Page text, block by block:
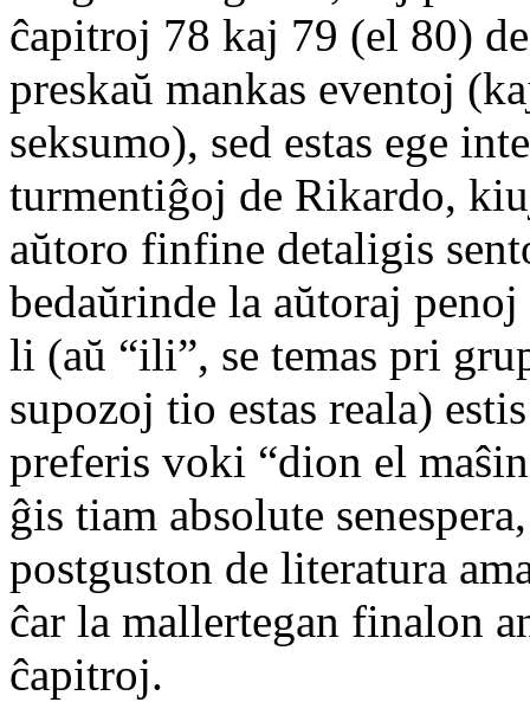
ĉapitroj 78 kaj 79 (el 80)
preskaŭ mankas eventoj
seksumo), sed estas ege
turmentiĝoj de Rikardo,
aŭtoro finfine detaligis
bedaŭrinde la aŭtoraj
li (aŭ “ili”, se temas pri
supozoj tio estas reala)
preferis voki “dion el
ĝis tiam absolute
postguston de literatura
ĉar la mallertegan finalon
ĉapitroj.